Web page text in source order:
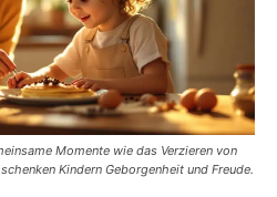
Momente wie das Verzieren von
Kindern Geborgenheit und Freude.